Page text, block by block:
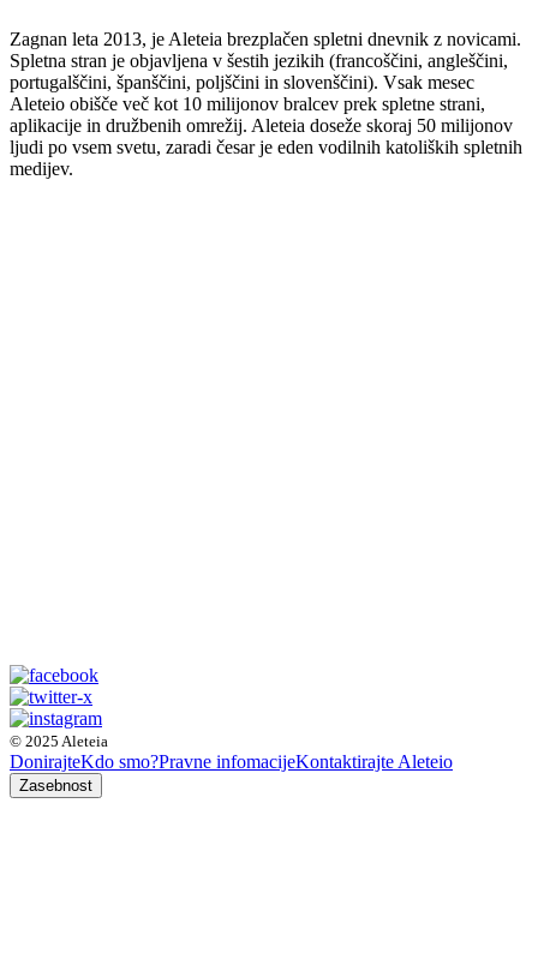
Zagnan leta 2013, je Aleteia brezplačen spletni dnevnik z novicami.
Spletna stran je objavljena v šestih jezikih (francoščini, angleščini,
portugalščini, španščini, poljščini in slovenščini). Vsak mesec
Aleteio obišče več kot 10 milijonov bralcev prek spletne strani,
aplikacije in družbenih omrežij. Aleteia doseže skoraj 50 milijonov
ljudi po vsem svetu, zaradi česar je eden vodilnih katoliških spletnih
medijev.
© 2025 Aleteia
DonirajteKdo smo?Pravne infomacijeKontaktirajte Aleteio
Zasebnost